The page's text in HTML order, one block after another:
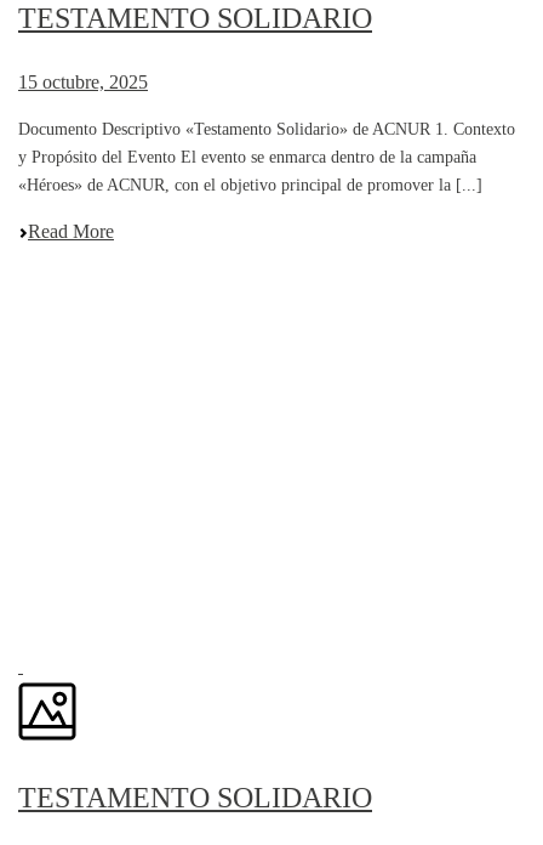
TESTAMENTO SOLIDARIO
15 octubre, 2025
Documento Descriptivo «Testamento Solidario» de ACNUR 1. Contexto
y Propósito del Evento El evento se enmarca dentro de la campaña
«Héroes» de ACNUR, con el objetivo principal de promover la [...]
Read More
TESTAMENTO SOLIDARIO